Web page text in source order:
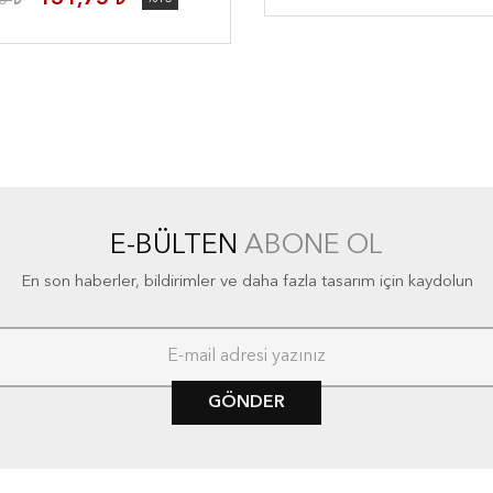
E-BÜLTEN ABONE OL
En son haberler, bildirimler ve daha fazla tasarım için kaydolun
GÖNDER